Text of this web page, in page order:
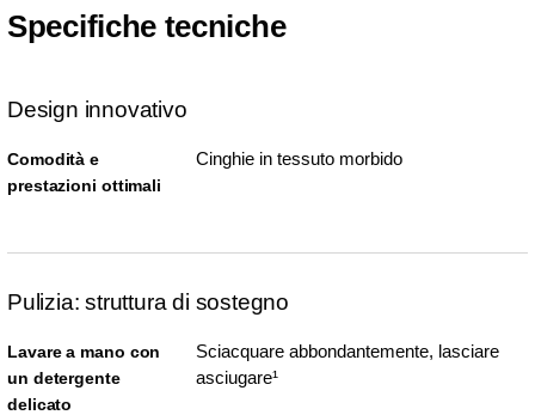
Specifiche tecniche
Design innovativo
Comodità e
prestazioni ottimali
Cinghie in tessuto morbido
Pulizia: struttura di sostegno
Lavare a mano con
un detergente
delicato
Sciacquare abbondantemente, lasciare
asciugare¹